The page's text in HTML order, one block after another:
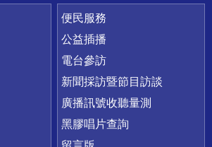
便民服務
公益插播
電台參訪
新聞採訪暨節目訪談
廣播訊號收聽量測
黑膠唱片查詢